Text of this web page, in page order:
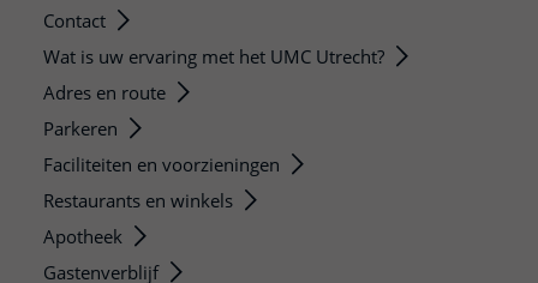
Contact
Wat is uw ervaring met het UMC Utrecht?
Adres en route
Parkeren
Faciliteiten en voorzieningen
Restaurants en winkels
Apotheek
Gastenverblijf